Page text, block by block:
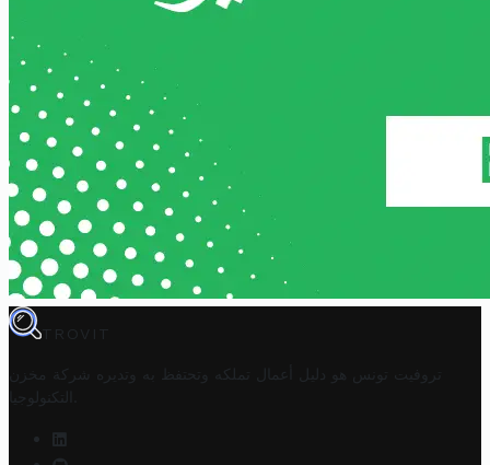
TROVIT
تروفيت تونس هو دليل أعمال تملكه وتحتفظ به وتديره
شركة مخزن
التكنولوجيا